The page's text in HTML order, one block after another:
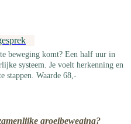
beweging komt? Een half uur in
systeem. Je voelt herkenning en
stappen. Waarde 68,-
groeibeweging?